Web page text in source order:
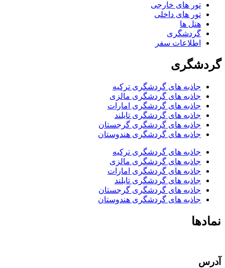
تور های خارجی
تور های داخلی
هتل ها
گردشگری
اطلاعات سفر
گردشگری
جاذبه های گردشگری ترکیه
جاذبه های گردشگری مالزی
جاذبه های گردشگری امارات
جاذبه های گردشگری تایلند
جاذبه های گردشگری گرجستان
جاذبه های گردشگری هندوستان
جاذبه های گردشگری ترکیه
جاذبه های گردشگری مالزی
جاذبه های گردشگری امارات
جاذبه های گردشگری تایلند
جاذبه های گردشگری گرجستان
جاذبه های گردشگری هندوستان
نمادها
آدرس